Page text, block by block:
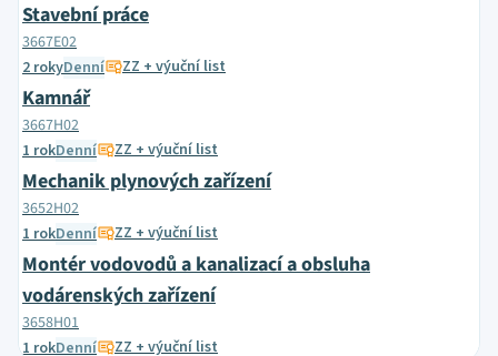
Stavební práce
3667E02
2 rokyDenní ZZ + výuční list
Kamnář
3667H02
1 rokDenní ZZ + výuční list
Mechanik plynových zařízení
3652H02
1 rokDenní ZZ + výuční list
Montér vodovodů a kanalizací a obsluha
vodárenských zařízení
3658H01
1 rokDenní ZZ + výuční list